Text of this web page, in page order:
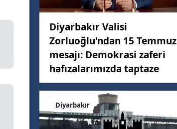
Diyarbakır Valisi
Zorluoğlu'ndan 15 Temmuz
mesajı: Demokrasi zaferi
hafızalarımızda taptaze
Diyarbakır